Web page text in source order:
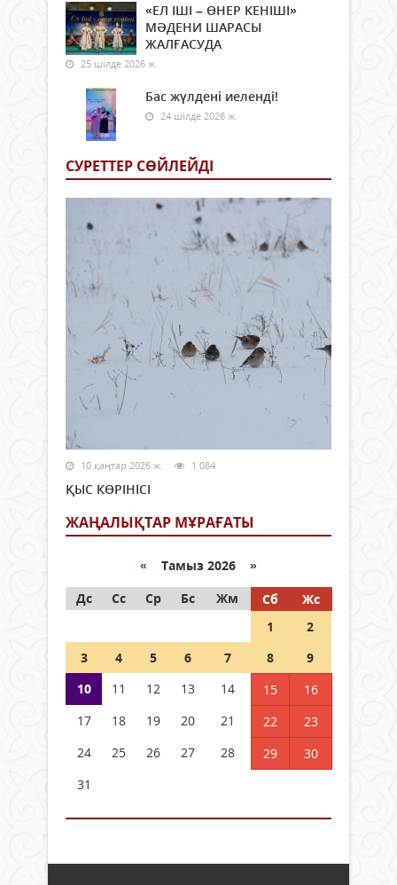
«ЕЛ ІШІ – ӨНЕР КЕНІШІ»
МӘДЕНИ ШАРАСЫ
ЖАЛҒАСУДА
25 шілде 2026 ж.
Бас жүлдені иеленді!
24 шілде 2026 ж.
СУРЕТТЕР СӨЙЛЕЙДI
10 қаңтар 2026 ж. 1 084
ҚЫС КӨРІНІСІ
ЖАҢАЛЫҚТАР МҰРАҒАТЫ
« Тамыз 2026 »
Дс
Сс Ср Бс Жм Сб
Жс
1
2
3
4 5 6 7 8
9
10
11 12 13 14 15
16
17
18 19 20 21 22
23
24
25 26 27 28 29
30
31